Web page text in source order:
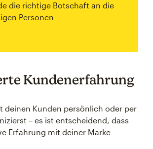
die richtige Botschaft an die
Personen
Kundenerfahrung
deinen Kunden persönlich oder per
– es ist entscheidend, dass
Erfahrung mit deiner Marke